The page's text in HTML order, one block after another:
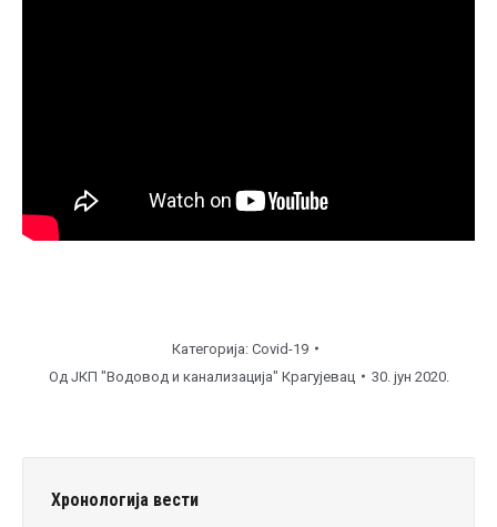
Категорија: Covid-19
Од ЈКП "Водовод и канализација" Крагујевац 30. јун 2020.
Хронологија вести